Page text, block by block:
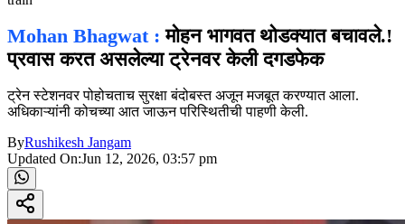
Mohan Bhagwat : मोहन भागवत थोडक्यात बचावले.!
प्रवास करत असलेल्या ट्रेनवर केली दगडफेक
ट्रेन स्टेशनवर पोहोचताच सुरक्षा बंदोबस्त अजून मजबूत करण्यात आला.
अधिकाऱ्यांनी कोचच्या आत जाऊन परिस्थितीची पाहणी केली.
ByRushikesh Jangam
Updated On:Jun 12, 2026, 03:57 pm